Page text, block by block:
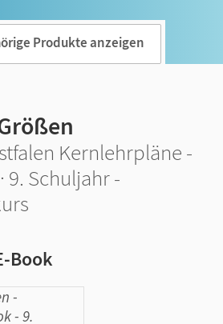
Produkte anzeigen
Kernlehrpläne -
9. Schuljahr -
Book